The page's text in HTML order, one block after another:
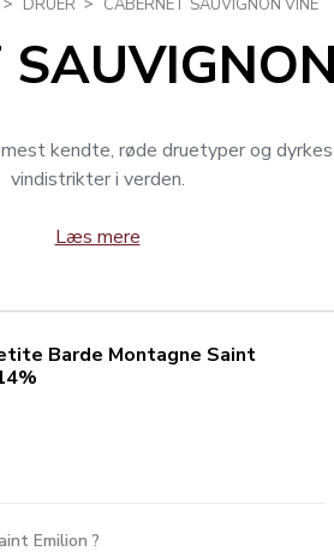
DRUER CABERNET SAUVIGNON VINE
mest kendte, røde druetyper og
vindistrikter i verden.
Læs mere
Barde Montagne Saint
Emilion ?